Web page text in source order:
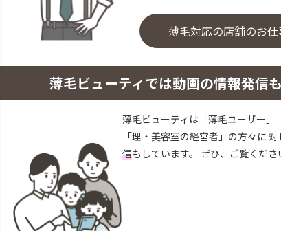
薄毛対応の店舗のお
薄毛ビューティでは動画の情報発信
薄毛ビューティは「薄毛ユーザー」
「理・美容室の経営者」の方々に 対
信もしています。 ぜひ、ご覧くださ